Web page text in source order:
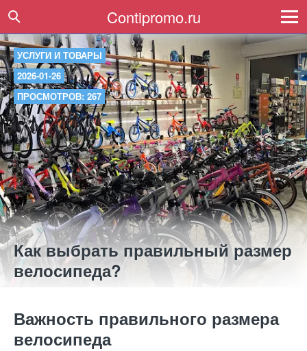
Contipromo.ru
УСЛУГИ И ТОВАРЫ
2026-01-26
ПРОСМОТРОВ: 267
Как выбрать правильный размер
велосипеда?
Важность правильного размера
велосипеда